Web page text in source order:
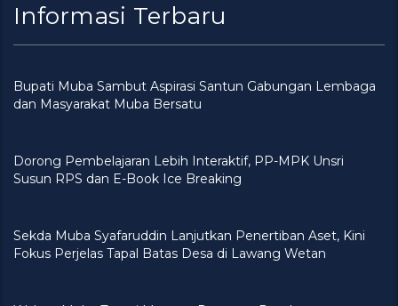
Informasi Terbaru
Bupati Muba Sambut Aspirasi Santun Gabungan Lembaga
dan Masyarakat Muba Bersatu
Dorong Pembelajaran Lebih Interaktif, PP-MPK Unsri
Susun RPS dan E-Book Ice Breaking
Sekda Muba Syafaruddin Lanjutkan Penertiban Aset, Kini
Fokus Perjelas Tapal Batas Desa di Lawang Wetan